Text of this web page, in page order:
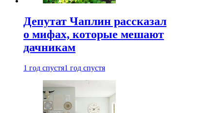
Депутат Чаплин рассказал
о мифах, которые мешают
дачникам
1 год спустя1 год спустя